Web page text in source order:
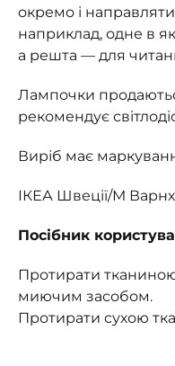
окремо і
наприклад, одне в
а решта — для
Лампочки
рекомендує
Виріб має
ІКЕА Швеції/М
Посібник
Протирати
миючим засобом.
Протирати сухою